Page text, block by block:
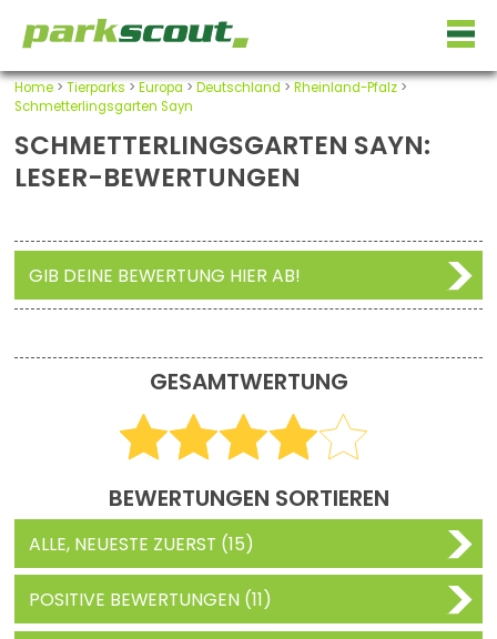
Home> Tierparks > Europa > Deutschland > Rheinland-Pfalz>
Schmetterlingsgarten Sayn
SCHMETTERLINGSGARTEN SAYN:
LESER-BEWERTUNGEN
GIB DEINE BEWERTUNG HIER AB!
GESAMTWERTUNG
BEWERTUNGEN SORTIEREN
ALLE, NEUESTE ZUERST (15)
POSITIVE BEWERTUNGEN (11)